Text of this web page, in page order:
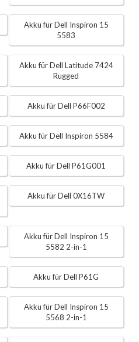
Akku für Dell Inspiron 15
5583
Akku für Dell Latitude 7424
Rugged
Akku für Dell P66F002
Akku für Dell Inspiron 5584
Akku für Dell P61G001
Akku für Dell 0X16TW
Akku für Dell Inspiron 15
5582 2-in-1
Akku für Dell P61G
Akku für Dell Inspiron 15
5568 2-in-1